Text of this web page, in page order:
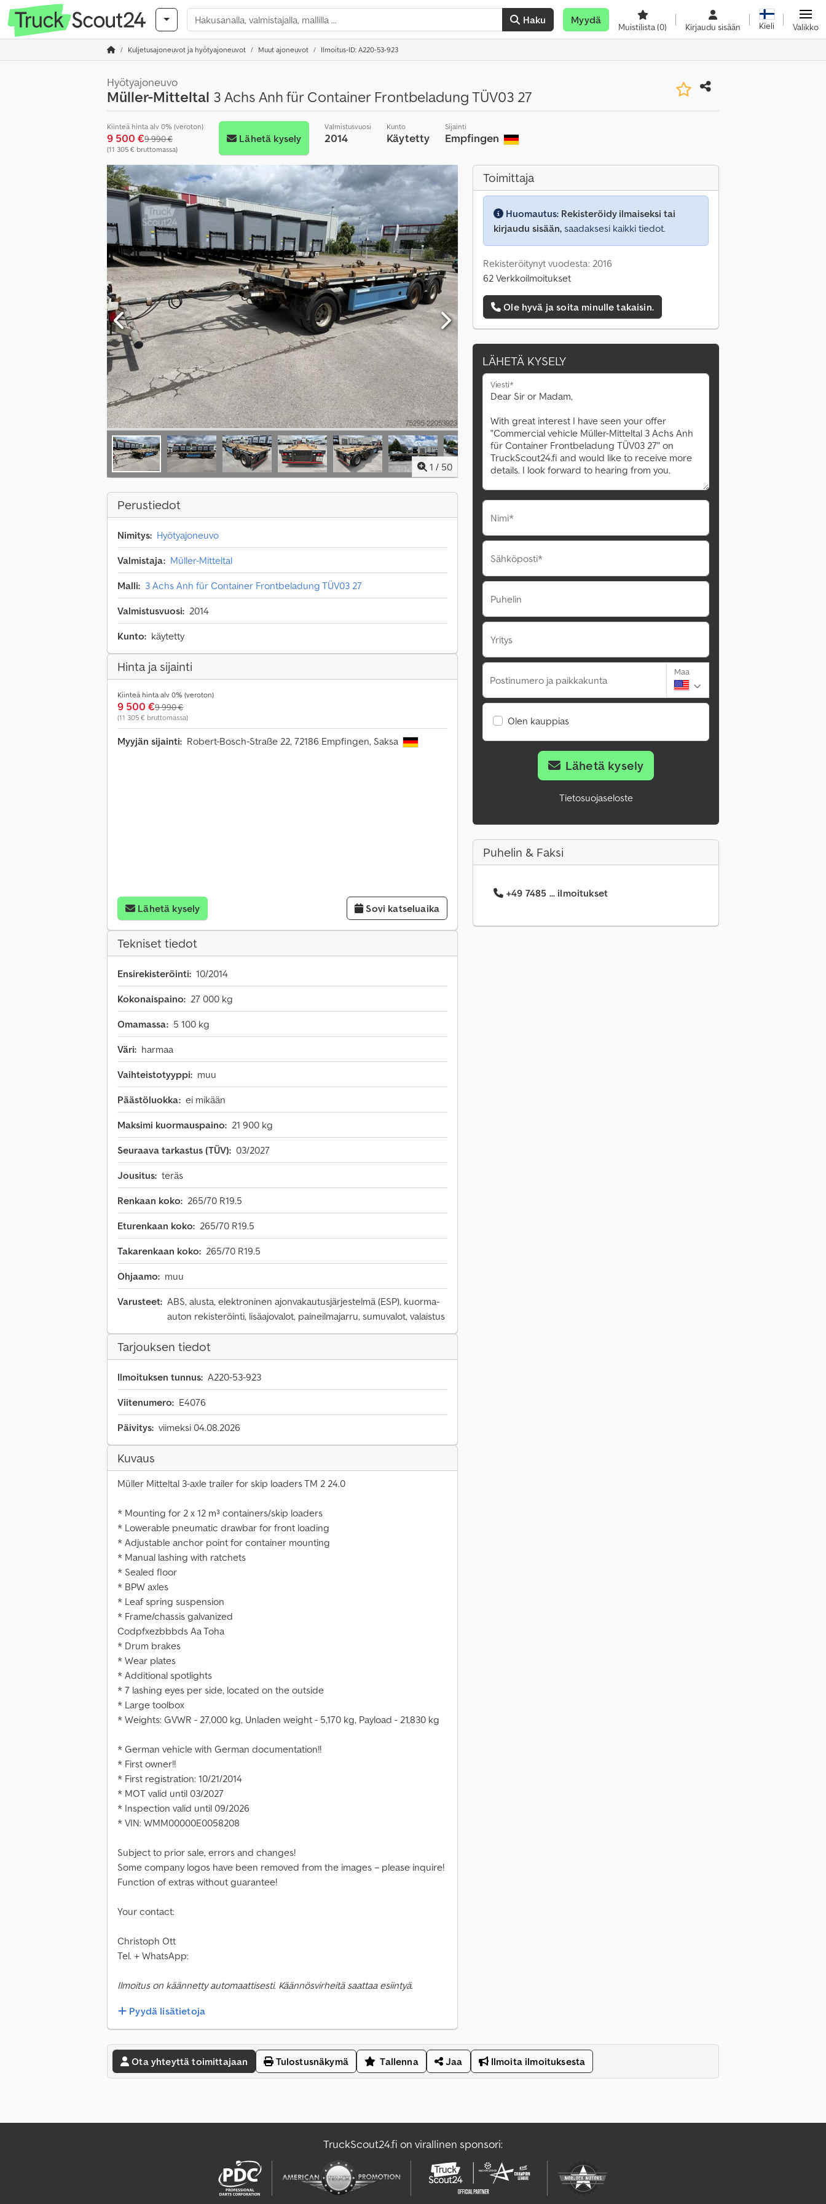
Haku Myydä
Muistilista(0) Kirjaudu sisään Kieli Valikko
Kuljetusajoneuvot ja hyötyajoneuvot Muut ajoneuvot Ilmoitus-ID: A220-53-923
Hyötyajoneuvo
Müller-Mitteltal 3 Achs Anh für Container Frontbeladung TÜV03 27
Kiinteä hinta alv 0% (veroton)
9 500 €9 990 €
(11 305 € bruttomassa)
Lähetä kysely
Valmistusvuosi
2014
Kunto
Käytetty
Sijainti
Empfingen
1 / 50
Perustiedot
Nimitys: Hyötyajoneuvo
Valmistaja: Müller-Mitteltal
Malli: 3 Achs Anh für Container Frontbeladung TÜV03 27
Valmistusvuosi: 2014
Kunto: käytetty
Hinta ja sijainti
Kiinteä hinta alv 0% (veroton)
9 500 €9 990 €
(11 305 € bruttomassa)
Myyjän sijainti: Robert-Bosch-Straße 22, 72186 Empfingen, Saksa
Lähetä kysely Sovi katseluaika
Tekniset tiedot
Ensirekisteröinti: 10/2014
Kokonaispaino: 27 000 kg
Omamassa: 5 100 kg
Väri: harmaa
Vaihteistotyyppi: muu
Päästöluokka: ei mikään
Maksimi kuormauspaino: 21 900 kg
Seuraava tarkastus (TÜV): 03/2027
Jousitus: teräs
Renkaan koko: 265/70 R19.5
Eturenkaan koko: 265/70 R19.5
Takarenkaan koko: 265/70 R19.5
Ohjaamo: muu
Varusteet: ABS, alusta, elektroninen ajonvakautusjärjestelmä (ESP), kuorma-
auton rekisteröinti, lisäajovalot, paineilmajarru, sumuvalot, valaistus
Tarjouksen tiedot
Ilmoituksen tunnus: A220-53-923
Viitenumero: E4076
Päivitys: viimeksi 04.08.2026
Kuvaus
Müller Mitteltal 3-axle trailer for skip loaders TM 2 24.0
* Mounting for 2 x 12 m³ containers/skip loaders
* Lowerable pneumatic drawbar for front loading
* Adjustable anchor point for container mounting
* Manual lashing with ratchets
* Sealed floor
* BPW axles
* Leaf spring suspension
* Frame/chassis galvanized
Codpfxezbbbds Aa Toha
* Drum brakes
* Wear plates
* Additional spotlights
* 7 lashing eyes per side, located on the outside
* Large toolbox
* Weights: GVWR - 27,000 kg, Unladen weight - 5,170 kg, Payload - 21,830 kg
* German vehicle with German documentation!!
* First owner!!
* First registration: 10/21/2014
* MOT valid until 03/2027
* Inspection valid until 09/2026
* VIN: WMM00000E0058208
Subject to prior sale, errors and changes!
Some company logos have been removed from the images – please inquire!
Function of extras without guarantee!
Your contact:
Christoph Ott
Tel. + WhatsApp:
Ilmoitus on käännetty automaattisesti. Käännösvirheitä saattaa esiintyä.
Pyydä lisätietoja
Toimittaja
Huomautus: Rekisteröidy ilmaiseksi tai
kirjaudu sisään, saadaksesi kaikki tiedot.
Rekisteröitynyt vuodesta: 2016
62 Verkkoilmoitukset
Ole hyvä ja soita minulle takaisin.
LÄHETÄ KYSELY
Viesti*
Nimi*
Sähköposti*
Puhelin
Yritys
Postinumero ja paikkakunta
Maa
Olen kauppias
Lähetä kysely
Tietosuojaseloste
Puhelin & Faksi
+49 7485 ... ilmoitukset
Ota yhteyttä toimittajaan Tulostusnäkymä Tallenna Jaa Ilmoita ilmoituksesta
TruckScout24.fi on virallinen sponsori: